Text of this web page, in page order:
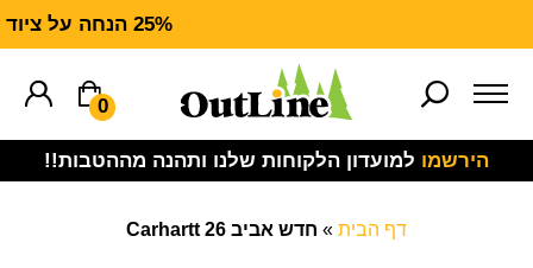
25% הנחה על ציוד מנדף CARHARTT FORCE
0
הירשמו למועדון הלקוחות שלנו ותהנה מההטבות!!
דף הבית » חדש אביב 26 Carhartt